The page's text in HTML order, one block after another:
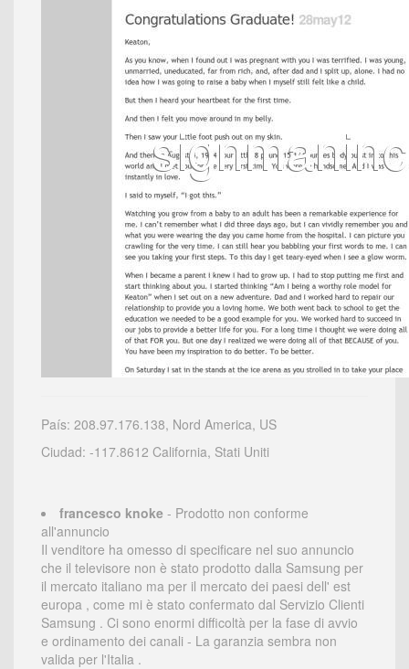
País: 208.97.176.138, Nord America, US
Ciudad: -117.8612 California, Stati Uniti
francesco knoke - Prodotto non conforme
all'annuncio
Il venditore ha omesso di specificare nel suo annuncio
che il televisore non è stato prodotto dalla Samsung per
il mercato italiano ma per il mercato dei paesi dell' est
europa , come mi è stato confermato dal Servizio Clienti
Samsung . Ci sono enormi difficoltà per la fase di avvio
e ordinamento dei canali - La garanzia sembra non
valida per l'Italia .